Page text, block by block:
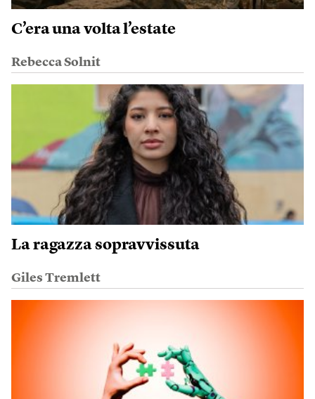
C’era una volta l’estate
Rebecca Solnit
La ragazza sopravvissuta
Giles Tremlett